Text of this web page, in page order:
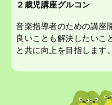
２歳児講座グルコン
音楽指導者のための講座
良いことも解決したいこ
と共に向上を目指します。